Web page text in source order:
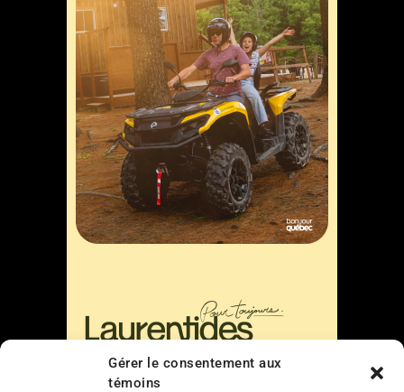
Gérer le consentement aux
témoins